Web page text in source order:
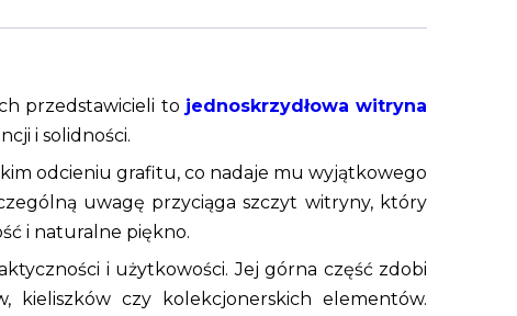
przedstawicieli to jednoskrzydłowa witryna
i solidności.
odcieniu grafitu, co nadaje mu wyjątkowego
uwagę przyciąga szczyt witryny, który
i naturalne piękno.
i użytkowości. Jej górna część zdobi
kieliszków czy kolekcjonerskich elementów.